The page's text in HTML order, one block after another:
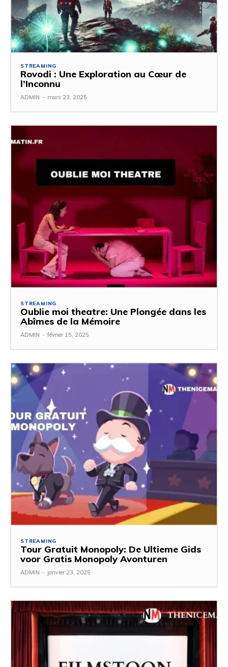
STREAMING
Rovodi : Une Exploration au Cœur de
l’Inconnu
ADMIN - mars 23, 2025
STREAMING
Oublie moi theatre: Une Plongée dans les
Abîmes de la Mémoire
ADMIN - février 15, 2025
STREAMING
Tour Gratuit Monopoly: De Ultieme Gids
voor Gratis Monopoly Avonturen
ADMIN - janvier 23, 2025